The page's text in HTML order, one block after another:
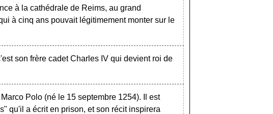
à la cathédrale de Reims, au grand
à cinq ans pouvait légitimement monter sur le
son frère cadet Charles IV qui devient roi de
Polo (né le 15 septembre 1254). Il est
qu'il a écrit en prison, et son récit inspirera